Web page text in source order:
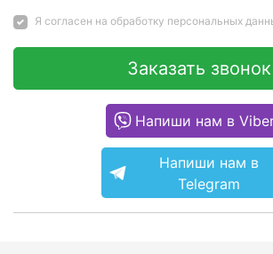
Я согласен на обработку персональных
Заказать звонок
Напиши нам в
Напиши нам в
Telegram